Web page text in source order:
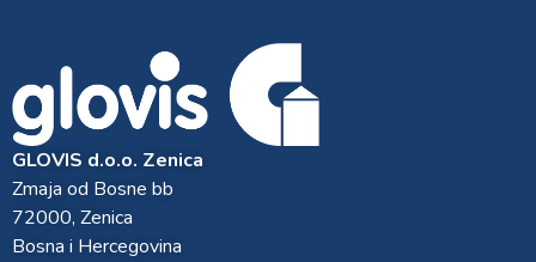
GLOVIS d.o.o. Zenica
Zmaja od Bosne bb
72000, Zenica
Bosna i Hercegovina